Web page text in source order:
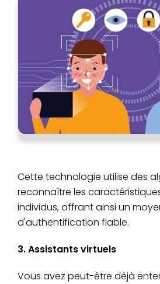
Cette technologie utilise des
reconnaître les
individus, offrant ainsi un
d'authentification fiable.
3. Assistants virtuels
Vous avez peut-être déjà